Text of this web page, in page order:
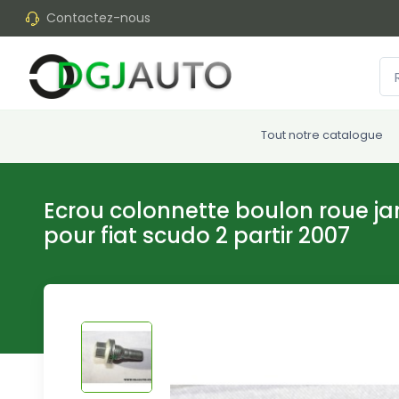
Contactez-nous
Tout notre catalogue
Ecrou colonnette boulon roue
pour fiat scudo 2 partir 2007